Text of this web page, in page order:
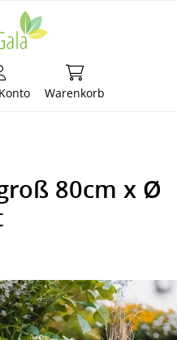
Warenkorb
Warenkorb
80cm x Ø